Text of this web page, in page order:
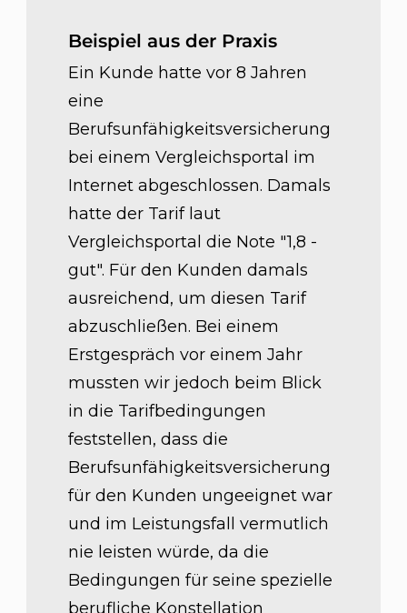
Beispiel aus der Praxis
Ein Kunde hatte vor 8 Jahren
eine
Berufsunfähigkeitsversicherung
bei einem Vergleichsportal im
Internet abgeschlossen. Damals
hatte der Tarif laut
Vergleichsportal die Note "1,8 -
gut". Für den Kunden damals
ausreichend, um diesen Tarif
abzuschließen. Bei einem
Erstgespräch vor einem Jahr
mussten wir jedoch beim Blick
in die Tarifbedingungen
feststellen, dass die
Berufsunfähigkeitsversicherung
für den Kunden ungeeignet war
und im Leistungsfall vermutlich
nie leisten würde, da die
Bedingungen für seine spezielle
berufliche Konstellation